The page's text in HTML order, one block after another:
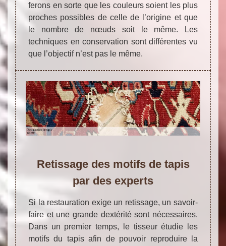
ferons en sorte que les couleurs soient les plus
proches possibles de celle de l’origine et que
le nombre de nœuds soit le même. Les
techniques en conservation sont différentes vu
que l’objectif n’est pas le même.
Retissage des motifs de tapis
par des experts
Si la restauration exige un retissage, un savoir-
faire et une grande dextérité sont nécessaires.
Dans un premier temps, le tisseur étudie les
motifs du tapis afin de pouvoir reproduire la